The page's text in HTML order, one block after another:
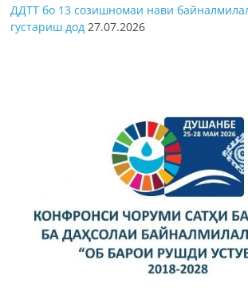
ДДТТ бо 13 созишномаи нави
густариш дод 27.07.2026